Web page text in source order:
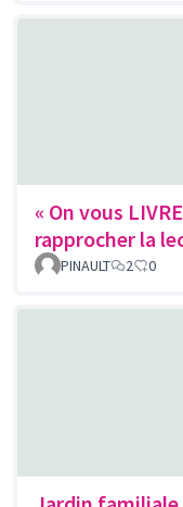
« On vous
rapprocher la
PINAULT 2 0